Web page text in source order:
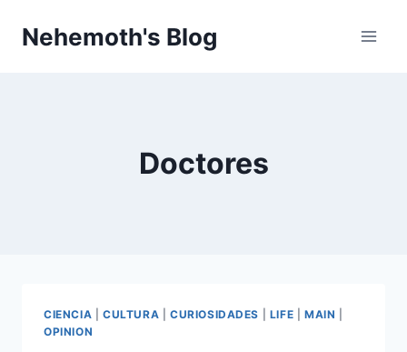
Nehemoth's Blog
Doctores
CIENCIA CULTURA CURIOSIDADES LIFE |MAIN
OPINION